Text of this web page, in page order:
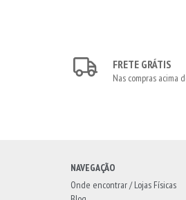
FRETE GRÁTIS
Nas compras acima
NAVEGAÇÃO
Onde encontrar / Lojas Físicas